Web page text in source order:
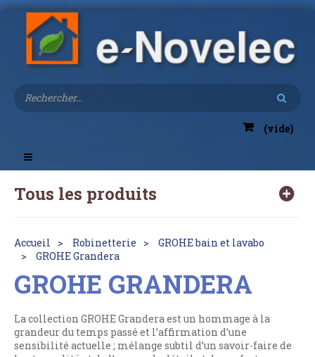
(vide)
Toggle
navigation
Tous les produits
Accueil Robinetterie
GROHE bain et lavabo
GROHE Grandera
GROHE GRANDERA
La collection GROHE Grandera est un hommage à la
grandeur du temps passé et l’affirmation d’une
sensibilité actuelle ; mélange subtil d’un savoir-faire de